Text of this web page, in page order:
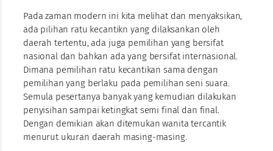
Pada zaman modern ini kita melihat dan menyaksikan,
ada pilihan ratu kecantikn yang dilaksankan oleh
daerah tertentu, ada juga pemilihan yang bersifat
nasional dan bahkan ada yang bersifat internasional.
Dimana pemilihan ratu kecantikan sama dengan
pemilihan yang berlaku pada pemilihan seni suara.
Semula pesertanya banyak yang kemudian dilakukan
penyisihan sampai ketingkat semi final dan final.
Dengan demikian akan ditemukan wanita tercantik
menurut ukuran daerah masing-masing.